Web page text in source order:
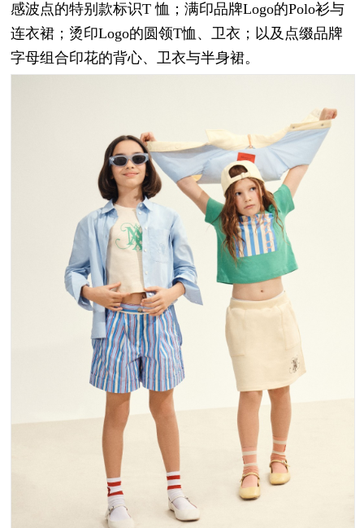
感波点的特别款标识T 恤；满印品牌Logo的Polo衫与
连衣裙；烫印Logo的圆领T恤、卫衣；以及点缀品牌
字母组合印花的背心、卫衣与半身裙。